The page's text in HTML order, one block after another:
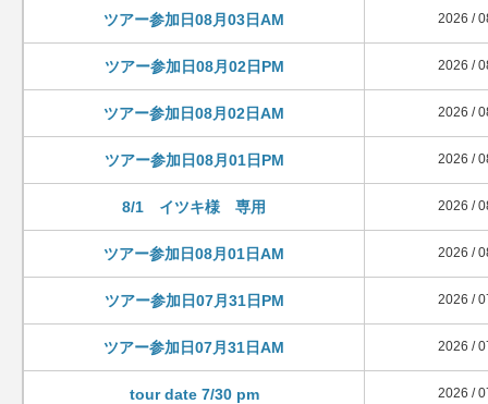
ツアー参加日08月03日AM 2026 /
ツアー参加日08月02日PM 2026 /
ツアー参加日08月02日AM 2026 /
ツアー参加日08月01日PM 2026 /
8/1 イツキ様 専用 2026 /
ツアー参加日08月01日AM 2026 /
ツアー参加日07月31日PM 2026 /
ツアー参加日07月31日AM 2026 /
tour date 7/30 pm 2026 /